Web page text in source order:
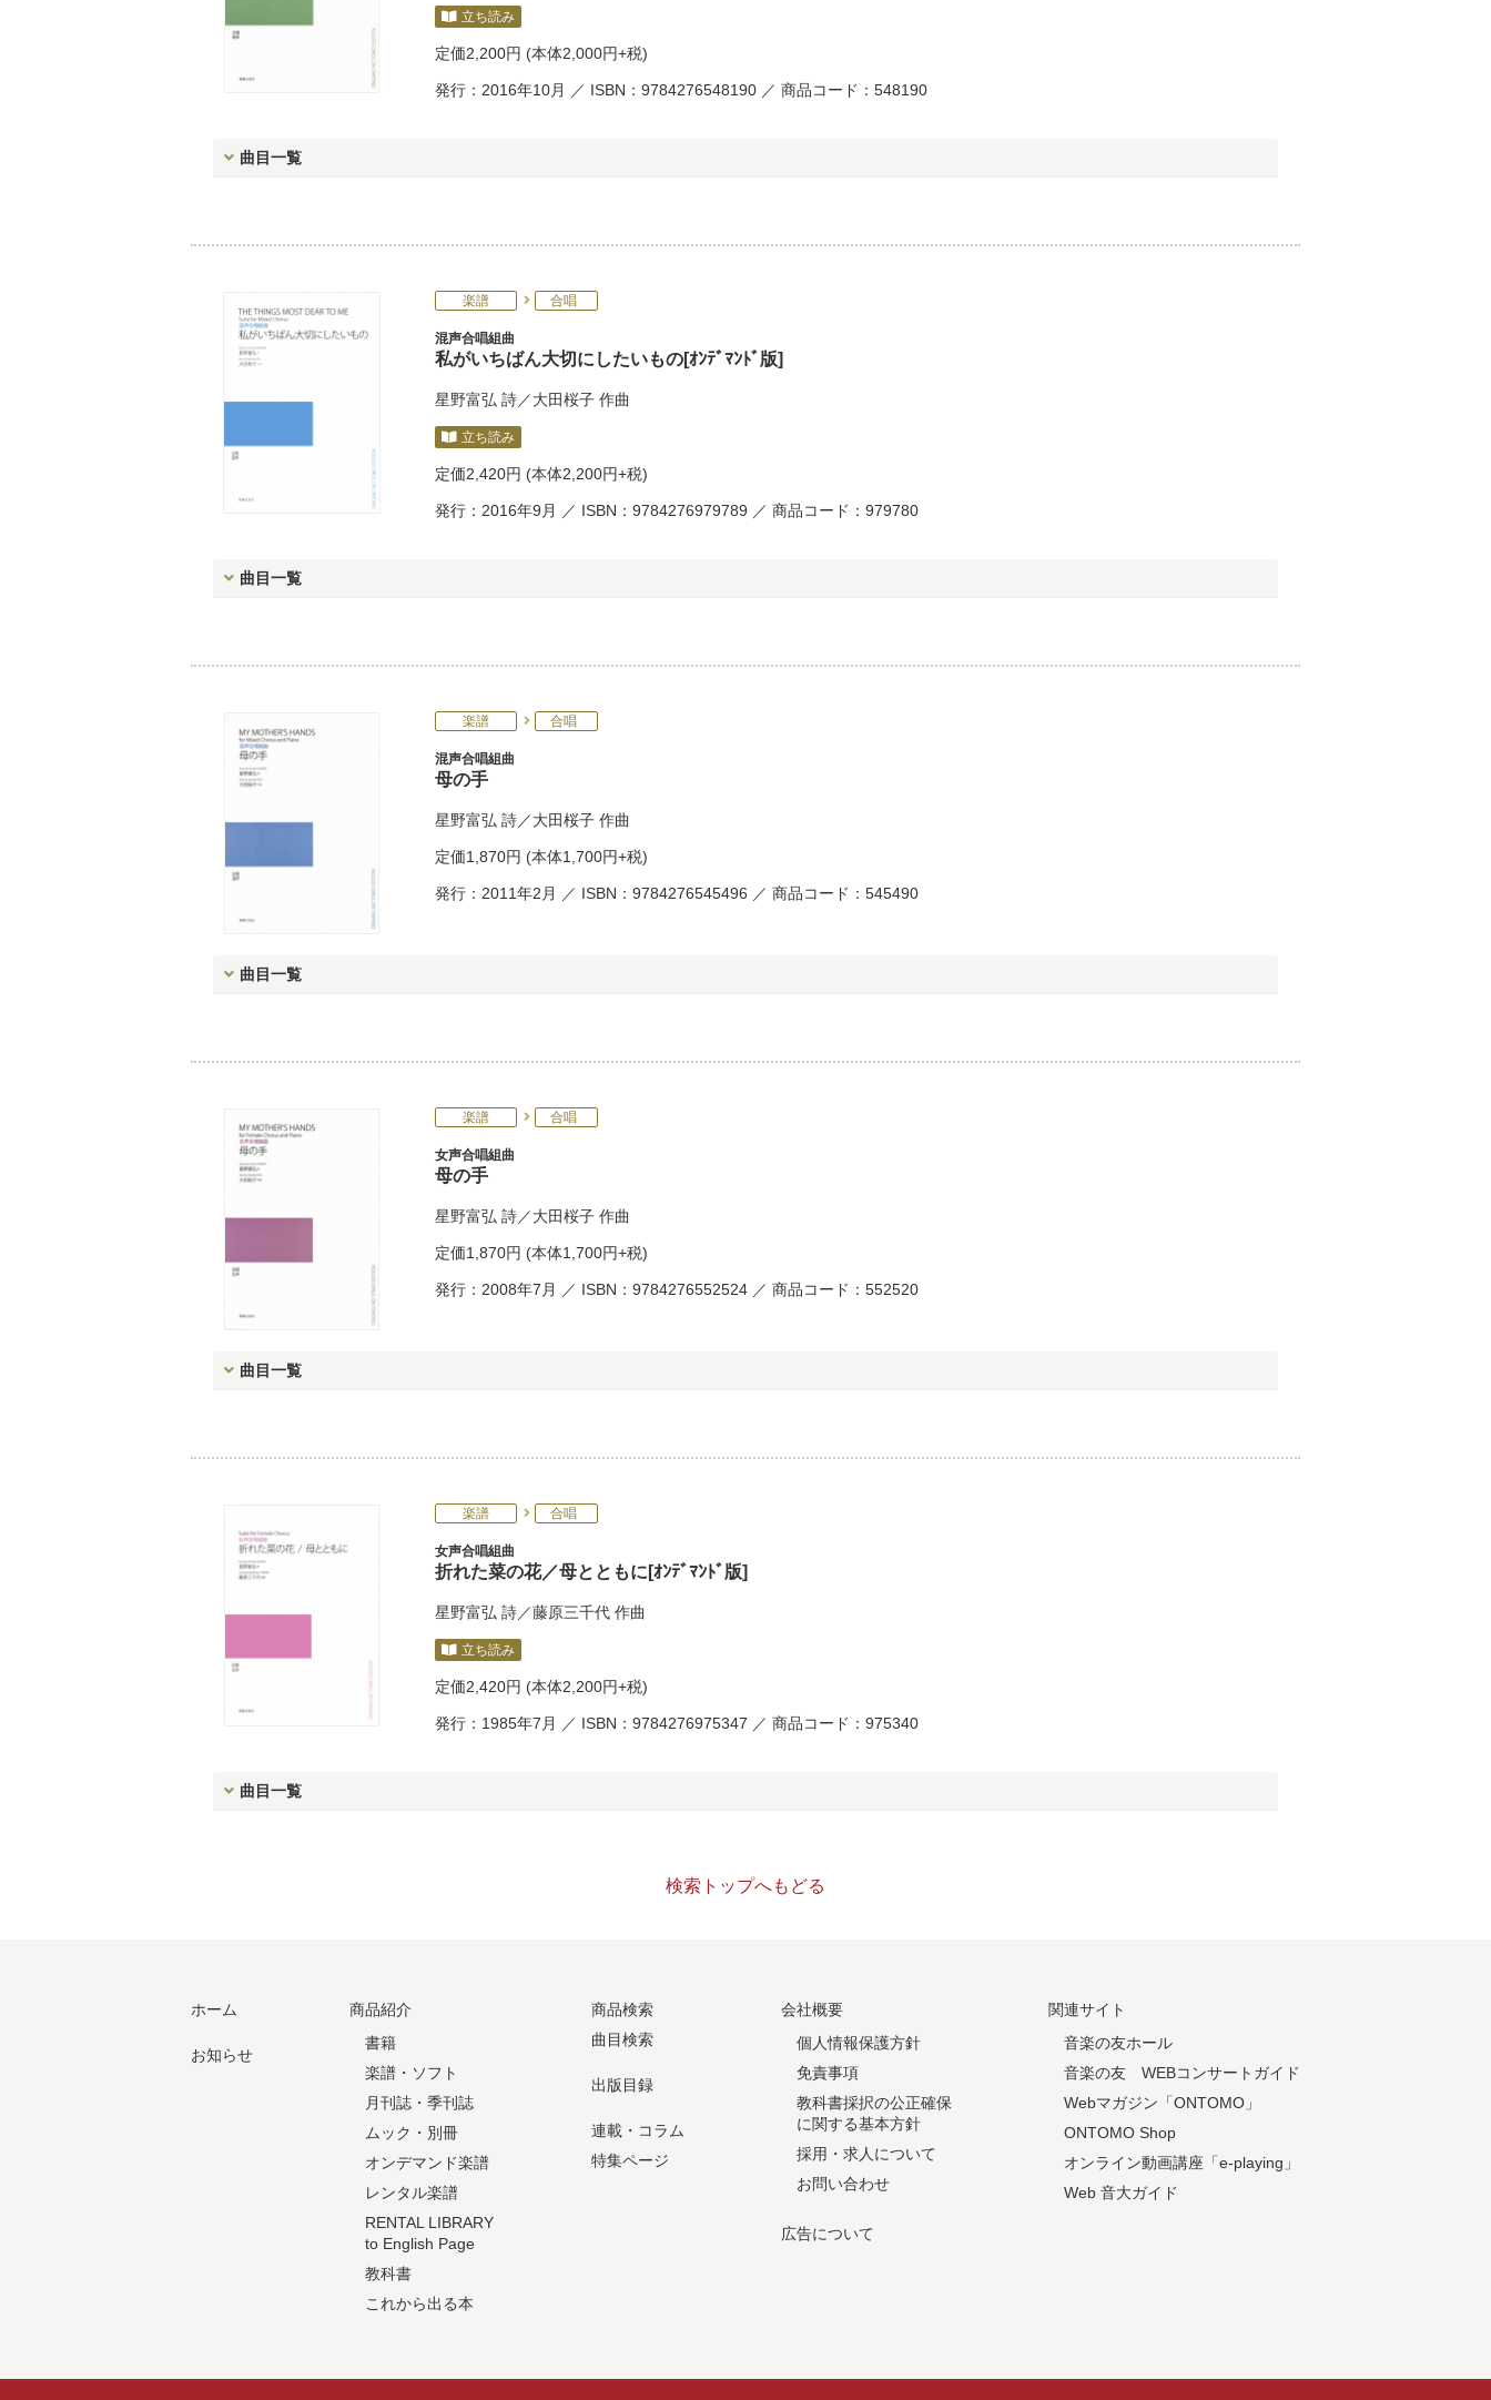
立ち読み
定価2,200円 (本体2,000円+税)
発行：2016年10月 ／ ISBN：9784276548190 ／ 商品コード：548190
曲目一覧
楽譜 合唱
混声合唱組曲
私がいちばん大切にしたいもの[ｵﾝﾃﾞﾏﾝﾄﾞ版]
星野富弘 詩／大田桜子 作曲
立ち読み
定価2,420円 (本体2,200円+税)
発行：2016年9月 ／ ISBN：9784276979789 ／ 商品コード：979780
曲目一覧
楽譜 合唱
混声合唱組曲
母の手
星野富弘 詩／大田桜子 作曲
定価1,870円 (本体1,700円+税)
発行：2011年2月 ／ ISBN：9784276545496 ／ 商品コード：545490
曲目一覧
楽譜 合唱
女声合唱組曲
母の手
星野富弘 詩／大田桜子 作曲
定価1,870円 (本体1,700円+税)
発行：2008年7月 ／ ISBN：9784276552524 ／ 商品コード：552520
曲目一覧
楽譜 合唱
女声合唱組曲
折れた菜の花／母とともに[ｵﾝﾃﾞﾏﾝﾄﾞ版]
星野富弘 詩／藤原三千代 作曲
立ち読み
定価2,420円 (本体2,200円+税)
発行：1985年7月 ／ ISBN：9784276975347 ／ 商品コード：975340
曲目一覧
検索トップへもどる
ホーム
お知らせ
商品紹介
書籍
楽譜・ソフト
月刊誌・季刊誌
ムック・別冊
オンデマンド楽譜
レンタル楽譜
RENTAL LIBRARY
to English Page
教科書
これから出る本
商品検索
曲目検索
出版目録
連載・コラム
特集ページ
会社概要
個人情報保護方針
免責事項
教科書採択の公正確保
に関する基本方針
採用・求人について
お問い合わせ
広告について
関連サイト
音楽の友ホール
音楽の友 WEBコンサートガイド
Webマガジン「ONTOMO」
ONTOMO Shop
オンライン動画講座「e-playing」
Web 音大ガイド